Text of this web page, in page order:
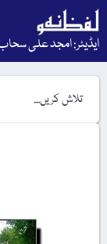
ایڈیٹر: امجد علی